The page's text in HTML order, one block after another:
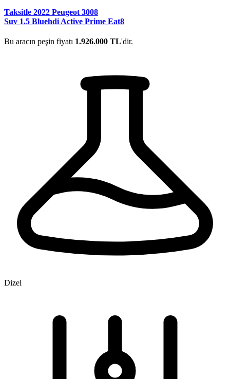
Taksitle 2022 Peugeot 3008
Suv 1.5 Bluehdi Active Prime Eat8
Bu aracın peşin fiyatı 1.926.000 TL'dir.
Dizel